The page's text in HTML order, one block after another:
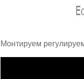
Монтируем